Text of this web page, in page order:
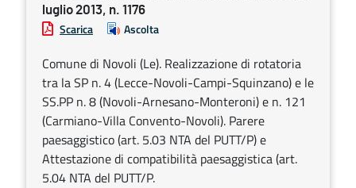
luglio 2013, n. 1176
Scarica Ascolta
Comune di Novoli (Le). Realizzazione di rotatoria
tra la SP n. 4 (Lecce-Novoli-Campi-Squinzano) e le
SS.PP n. 8 (Novoli-Arnesano-Monteroni) e n. 121
(Carmiano-Villa Convento-Novoli). Parere
paesaggistico (art. 5.03 NTA del PUTT/P) e
Attestazione di compatibilità paesaggistica (art.
5.04 NTA del PUTT/P.